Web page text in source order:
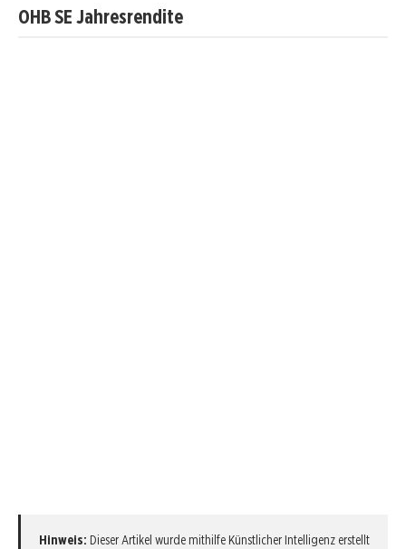
OHB SE Jahresrendite
Hinweis: Dieser Artikel wurde mithilfe Künstlicher Intelligenz erstellt